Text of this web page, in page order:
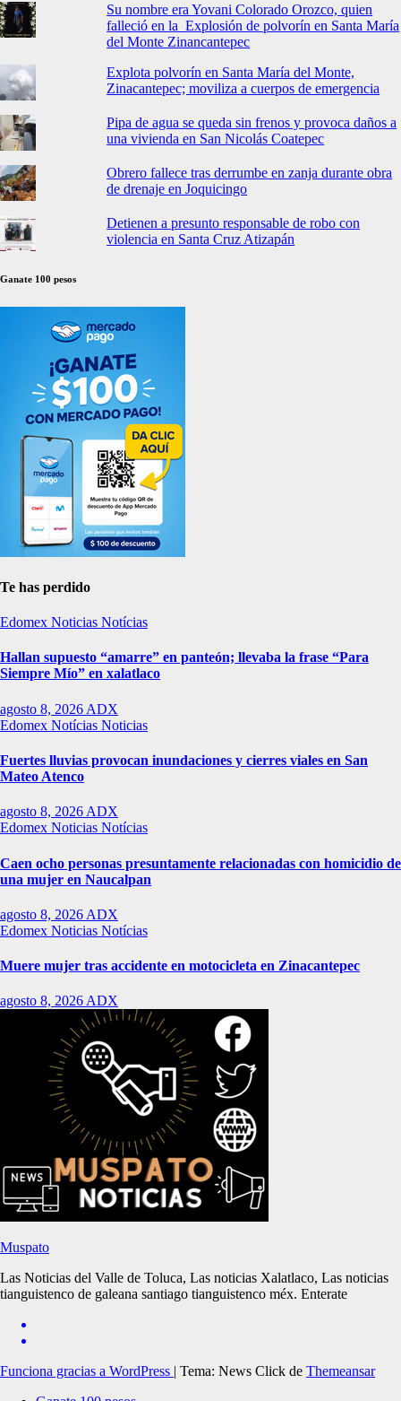
Su nombre era Yovani Colorado Orozco, quien
falleció en la Explosión de polvorín en Santa María
del Monte Zinancantepec
Explota polvorín en Santa María del Monte,
Zinacantepec; moviliza a cuerpos de emergencia
Pipa de agua se queda sin frenos y provoca daños a
una vivienda en San Nicolás Coatepec
Obrero fallece tras derrumbe en zanja durante obra
de drenaje en Joquicingo
Detienen a presunto responsable de robo con
violencia en Santa Cruz Atizapán
Ganate 100 pesos
Te has perdido
Edomex Noticias Notícias
Hallan supuesto “amarre” en panteón; llevaba la frase “Para
Siempre Mío” en xalatlaco
agosto 8, 2026 ADX
Edomex Notícias Noticias
Fuertes lluvias provocan inundaciones y cierres viales en San
Mateo Atenco
agosto 8, 2026 ADX
Edomex Noticias Notícias
Caen ocho personas presuntamente relacionadas con homicidio de
una mujer en Naucalpan
agosto 8, 2026 ADX
Edomex Noticias Notícias
Muere mujer tras accidente en motocicleta en Zinacantepec
agosto 8, 2026 ADX
Muspato
Las Noticias del Valle de Toluca, Las noticias Xalatlaco, Las noticias
tianguistenco de galeana santiago tianguistenco méx. Enterate
Funciona gracias a WordPress | Tema: News Click de Themeansar